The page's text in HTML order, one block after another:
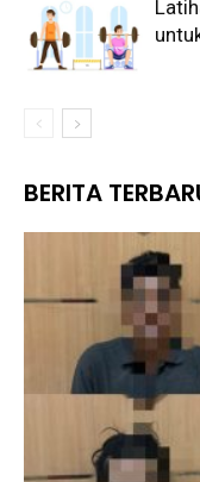
BERITA